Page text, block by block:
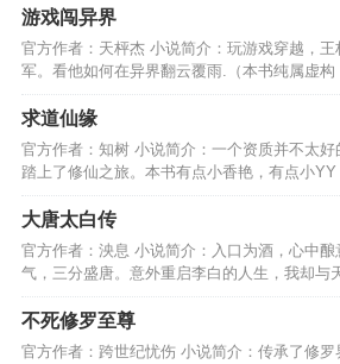
游戏闯异界
官方作者：天枰杰 小说简介：玩游戏穿越，
军。看他如何在异界翻云覆雨.（本书纯属虚
王林非彼王林，请勿误解…
求道仙缘
官方作者：知树 小说简介：一个资质并不太好
踏上了修仙之旅。本书有点小香艳，有点小
型，可以养肥了再看！…
大唐太白传
官方作者：泱息 小说简介：入口为酒，心中酿
气，三分盛唐。意外重启李白的人生，我却与
之事，才不负诗仙一世！…
不死修罗至尊
官方作者：跨世纪忧伤 小说简介：传承了修罗